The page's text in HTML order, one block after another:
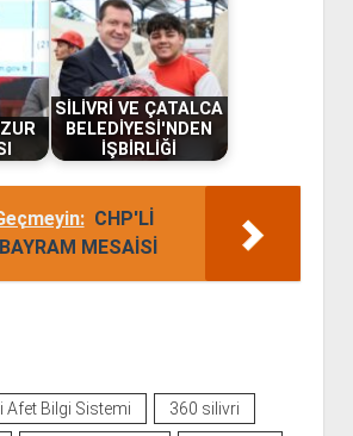
SİLİVRİ VE ÇATALCA
BELEDİYESİ'NDEN
İŞBİRLİĞİ
CHP'Lİ
MESAİSİ
Afet Bilgi Sistemi
360 silivri